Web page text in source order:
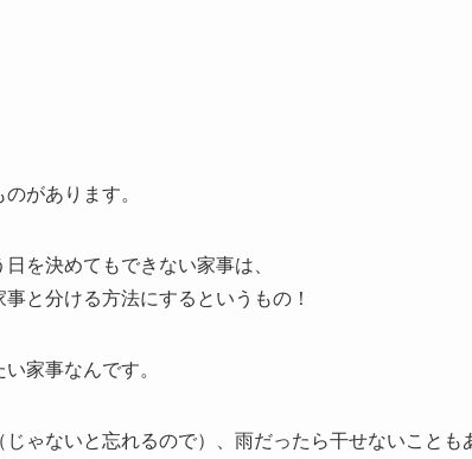
があります。
を決めてもできない家事は、
と分ける方法にするというもの！
家事なんです。
ゃないと忘れるので）、雨だったら干せないことも